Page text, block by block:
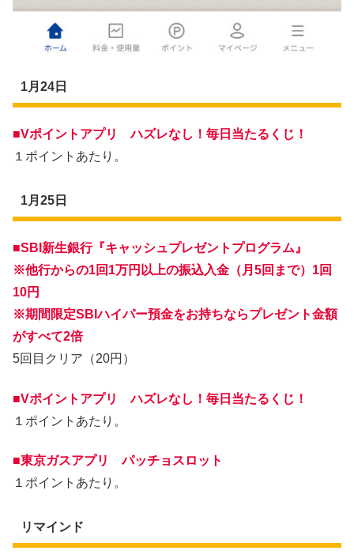
1月24日
■Vポイントアプリ ハズレなし！毎日当たるくじ！
１ポイントあたり。
1月25日
■SBI新生銀行『キャッシュプレゼントプログラム』
※他行からの1回1万円以上の振込入金（月5回まで）1回
10円
※期間限定SBIハイパー預金をお持ちならプレゼント金額
がすべて2倍
5回目クリア（20円）
■Vポイントアプリ ハズレなし！毎日当たるくじ！
１ポイントあたり。
■東京ガスアプリ パッチョスロット
１ポイントあたり。
リマインド